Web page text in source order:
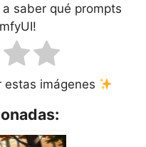
a saber qué prompts
estas imágenes